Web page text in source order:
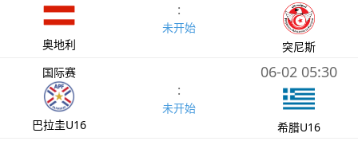
奥地利
:
未开始
突尼斯
国际赛
巴拉圭U16
:
未开始
06-02 05:30
希腊U16